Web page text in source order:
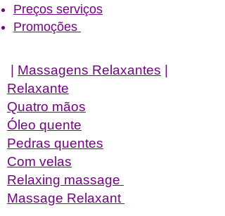
Preços serviços
Promoções
Massagens Relaxantes
Relaxante
Quatro mãos
Óleo quente
Pedras quentes
Com velas
Relaxing massage
Massage Relaxant